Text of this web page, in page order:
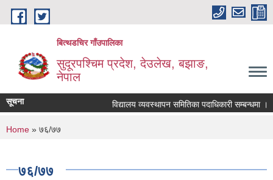
Skip to main content
बित्थडचिर गाँउपालिका
सुदूरपश्चिम प्रदेश, देउलेख, बझाङ,
नेपाल
सूचना विद्यालय व्यवस्थापन समितिका पदाधिकारी सम्बन्धमा ।
You are here
Home » ७६/७७
७६/७७